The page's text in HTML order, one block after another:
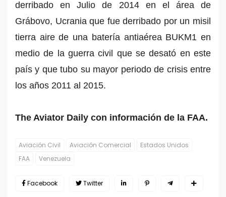
derribado en Julio de 2014 en el área de
Grábovo, Ucrania que fue derribado por un misil
tierra aire de una batería antiaérea BUKM1 en
medio de la guerra civil que se desató en este
país y que tubo su mayor periodo de crisis entre
los años 2011 al 2015.
The Aviator Daily con información de la FAA.
Aviación Civil Aviación Comercial
Estados Unidos
FAA
Venezuela
Facebook Twitter